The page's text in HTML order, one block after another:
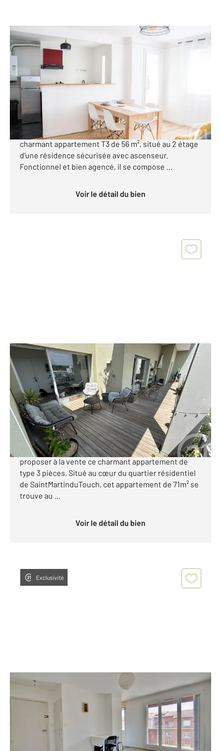
TOULOUSE 31
55,62 m , 3 pièces
Appartement T3 à vendre
177 000 €
TOULOUSE - PATTE D'OIE Votre agence Century 21
Fly Immo Toulouse vous propose à la vente ce
charmant appartement T3 de 56 m², situé au 2 étage
d'une résidence sécurisée avec ascenseur.
Fonctionnel et bien agencé, il se compose ...
Voir le détail du bien
TOULOUSE 31
71,52 m2, 3 pièces
Ref : 121204
Appartement T3 à vendre
298 000 €
Toulouse - SaintMartinduTouch - Votre agence
Century 21 Fly Immo Toulouse a le plaisir de vous
proposer à la vente ce charmant appartement de
type 3 pièces. Situé au cœur du quartier résidentiel
de SaintMartinduTouch, cet appartement de 71m² se
trouve au ...
Voir le détail du bien
Exclusivité
TOULOUSE 31
Ref : 121162
Appartement F2 à vendre
163 000 €